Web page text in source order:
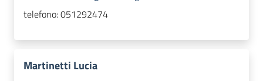
telefono:051292474
Martinetti Lucia